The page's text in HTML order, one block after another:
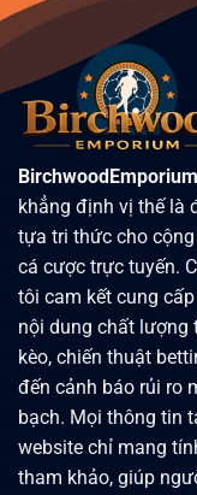
khẳng định vị thế là
tựa tri thức cho
cá cược trực tuyến.
tôi cam kết cung
nội dung chất lượng
kèo, chiến thuật
đến cảnh báo rủi ro
bạch. Mọi thông tin
website chỉ mang
tham khảo, giúp